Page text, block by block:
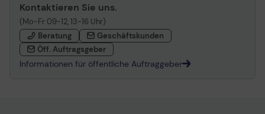
Kontaktieren Sie uns.
(Mo-Fr 09-12, 13-16 Uhr)
Beratung
Geschäftskunden
Öff. Auftragsgeber
Informationen für öffentliche Auftraggeber